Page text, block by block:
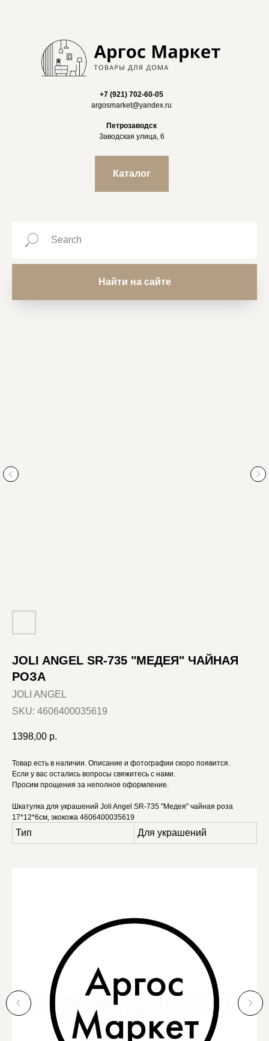
+7 (921) 702-60-05
argosmarket@yandex.ru
Петрозаводск
Заводская улица, 6
Каталог
Найти на сайте
JOLI ANGEL SR-735 "МЕДЕЯ" ЧАЙНАЯ
РОЗА
JOLI ANGEL
SKU: 4606400035619
1398,00 р.
Товар есть в наличии. Описание и фотографии скоро появится.
Если у вас остались вопросы свяжитесь с нами.
Просим прощения за неполное оформление.
Шкатулка для украшений Joli Angel SR-735 "Медея" чайная роза
17*12*6см, экокожа 4606400035619
Тип Для украшений